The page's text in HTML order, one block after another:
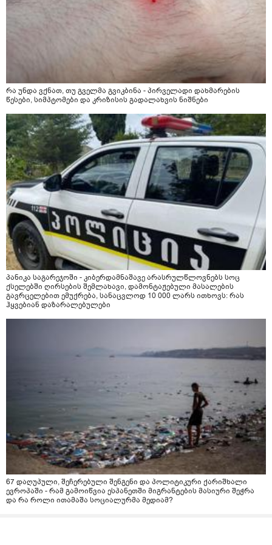
რა უნდა ვქნათ, თუ გველმა გვიკბინა - პირველადი დახმარების
წესები, სიმპტომები და კრიზისის გადალახვის ნიშნები
პანიკა საგარეჯოში - კიბერდამნაშავე არასრულწლოვნებს სოც
ქსელებში ღირსების შემლახავი, დამონტაჟებული მასალების
გავრცელებით ემუქრება, სანაცვლოდ 10 000 ლარს ითხოვს: რას
ჰყვებიან დაზარალებულები
67 დაღუპული, შეჩერებული შენგენი და პოლიტიკური ქარიშხალი
ევროპაში - რამ გამოიწვია ესპანეთში მიგრანტების მასიური შეჭრა
და რა როლი ითამაშა სოციალურმა მედიამ?